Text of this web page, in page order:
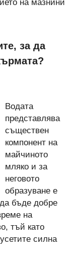
на мазнини
за да
Водата
представлява
съществен
компонент на
майчиното
мляко и за
неговото
образуване е
бъде добре
на
тъй като
силна